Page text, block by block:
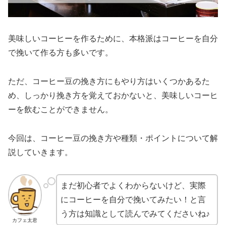
美味しいコーヒーを作るために、本格派はコーヒーを自分
で挽いて作る方も多いです。
ただ、コーヒー豆の挽き方にもやり方はいくつかあるた
め、しっかり挽き方を覚えておかないと、美味しいコーヒ
ーを飲むことができません。
今回は、コーヒー豆の挽き方や種類・ポイントについて解
説していきます。
カフェ太君
まだ初心者でよくわからないけど、実際
にコーヒーを自分で挽いてみたい！と言
う方は知識として読んでみてくださいね♪